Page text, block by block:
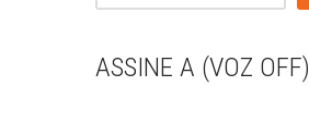
ASSINE A (VOZ OFF)